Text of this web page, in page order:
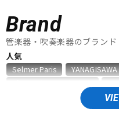
Brand
管楽器・吹奏楽器のブランド
人気
Selmer Paris YANAGISAWA
AKAI Al